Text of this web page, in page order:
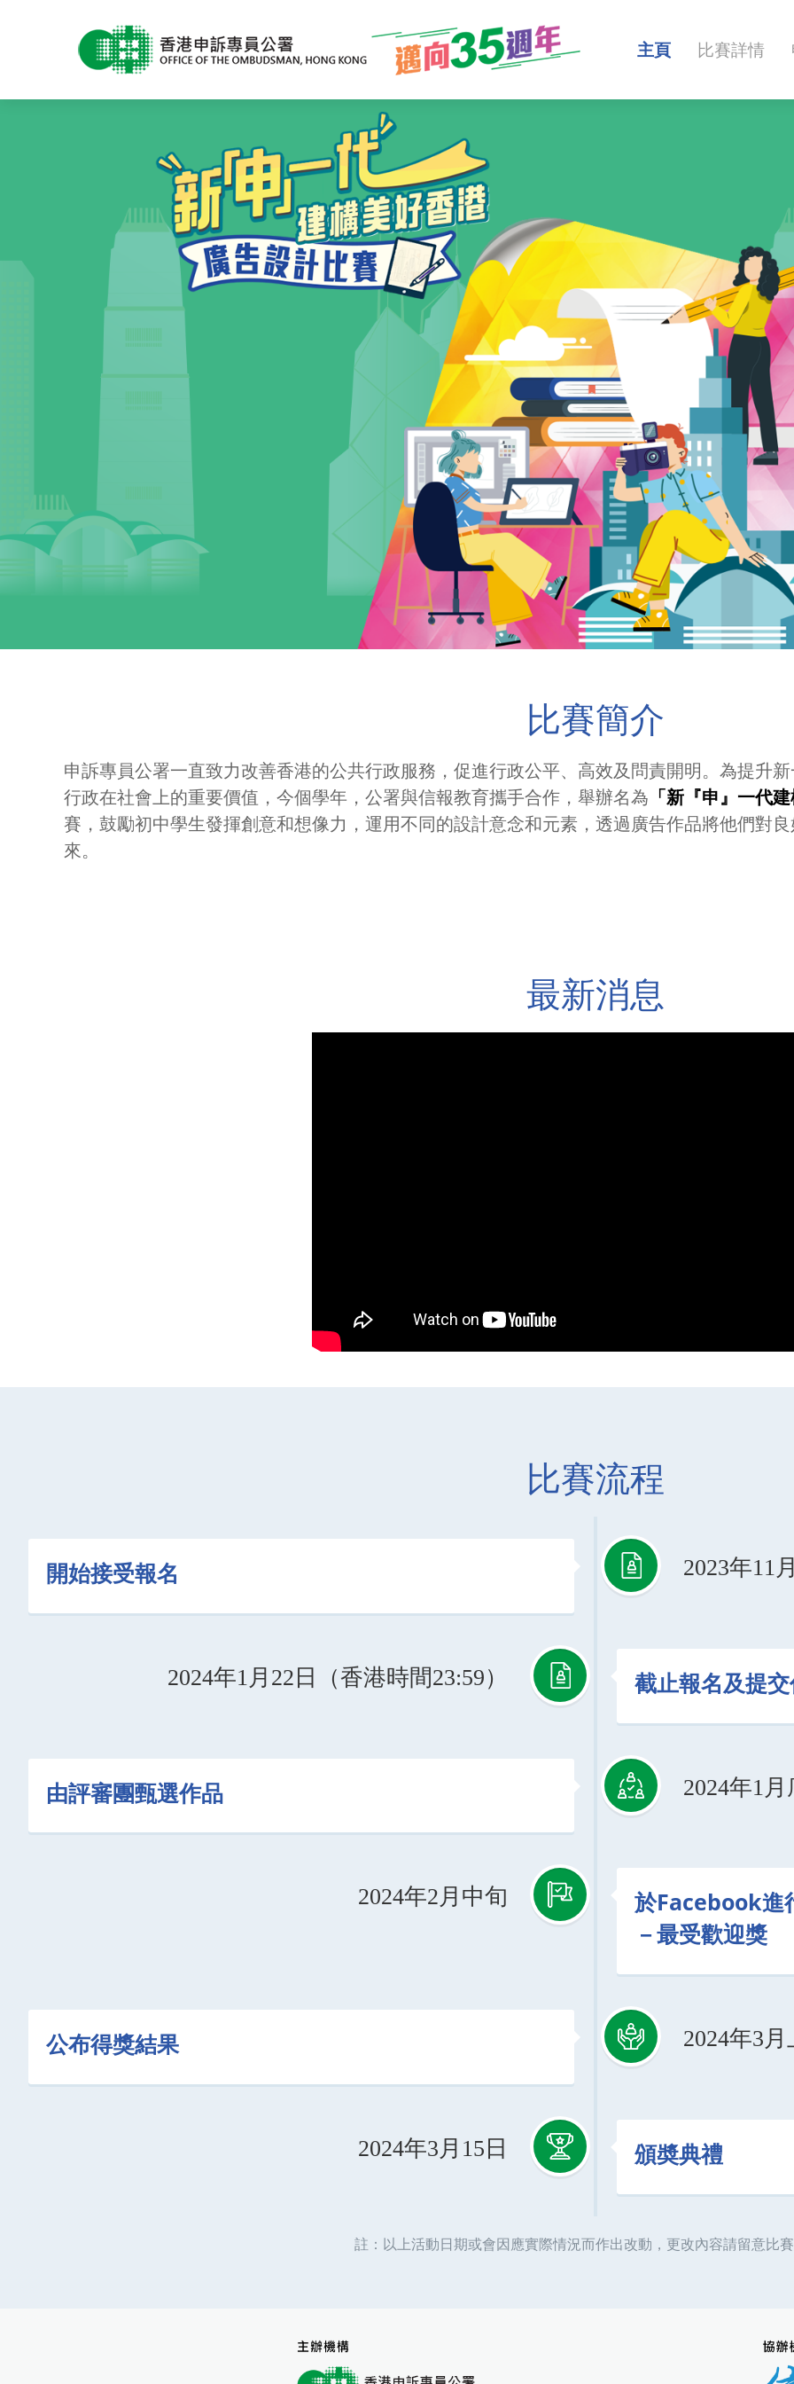
主頁 比賽詳情
比賽簡介
申訴專員公署一直致力改善香港的公共行政服務，促進行政公平、高效及問責開明。為提升
行政在社會上的重要價值，今個學年，公署與信報教育攜手合作，舉辦名為 「新『申』一代
賽，鼓勵初中學生發揮創意和想像力，運用不同的設計意念和元素，透過廣告作品將他們對
來。
最新消息
比賽流程
開始接受報名 2023年11
截止報名及提
2024年1月22日（香港時間23:59）
由評審團甄選作品 2024年1
於Facebook進
－最受歡迎獎
2024年2月中旬
公布得獎結果 2024年3
頒奬典禮
2024年3月15日
註：以上活動日期或會因應實際情況而作出改動，更改內容請留意比